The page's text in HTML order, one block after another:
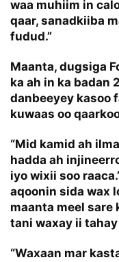
waa muhiim in
qaar, sanadkiiba
fudud.”
Maanta, dugsiga
ka ah in ka badan
danbeeyey kasoo
kuwaas oo
“Mid kamid ah
hadda ah
iyo wixii soo
aqoonin sida wax
maanta meel sare
tani waxay ii tahay
“Waxaan mar